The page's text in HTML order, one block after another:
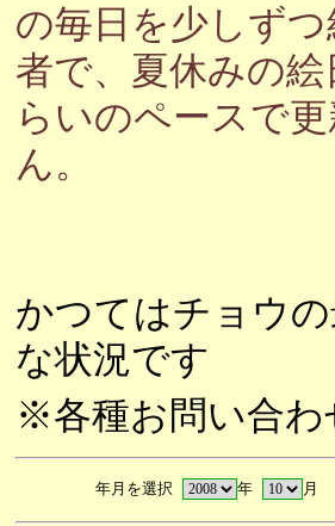
の毎日を少しず
者で、夏休みの
らいのペースで
ん。
かつてはチョウ
な状況です
※各種お問い合わ
年月を選択 年 月